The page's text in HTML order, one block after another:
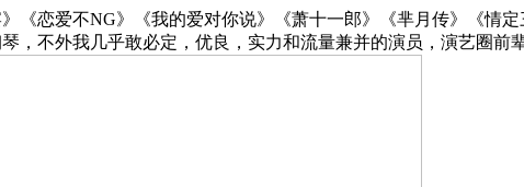
恋爱不NG》《我的爱对你说》《萧十一郎》《芈月传》《情
，不外我几乎敢必定，优良，实力和流量兼并的演员，演艺圈前